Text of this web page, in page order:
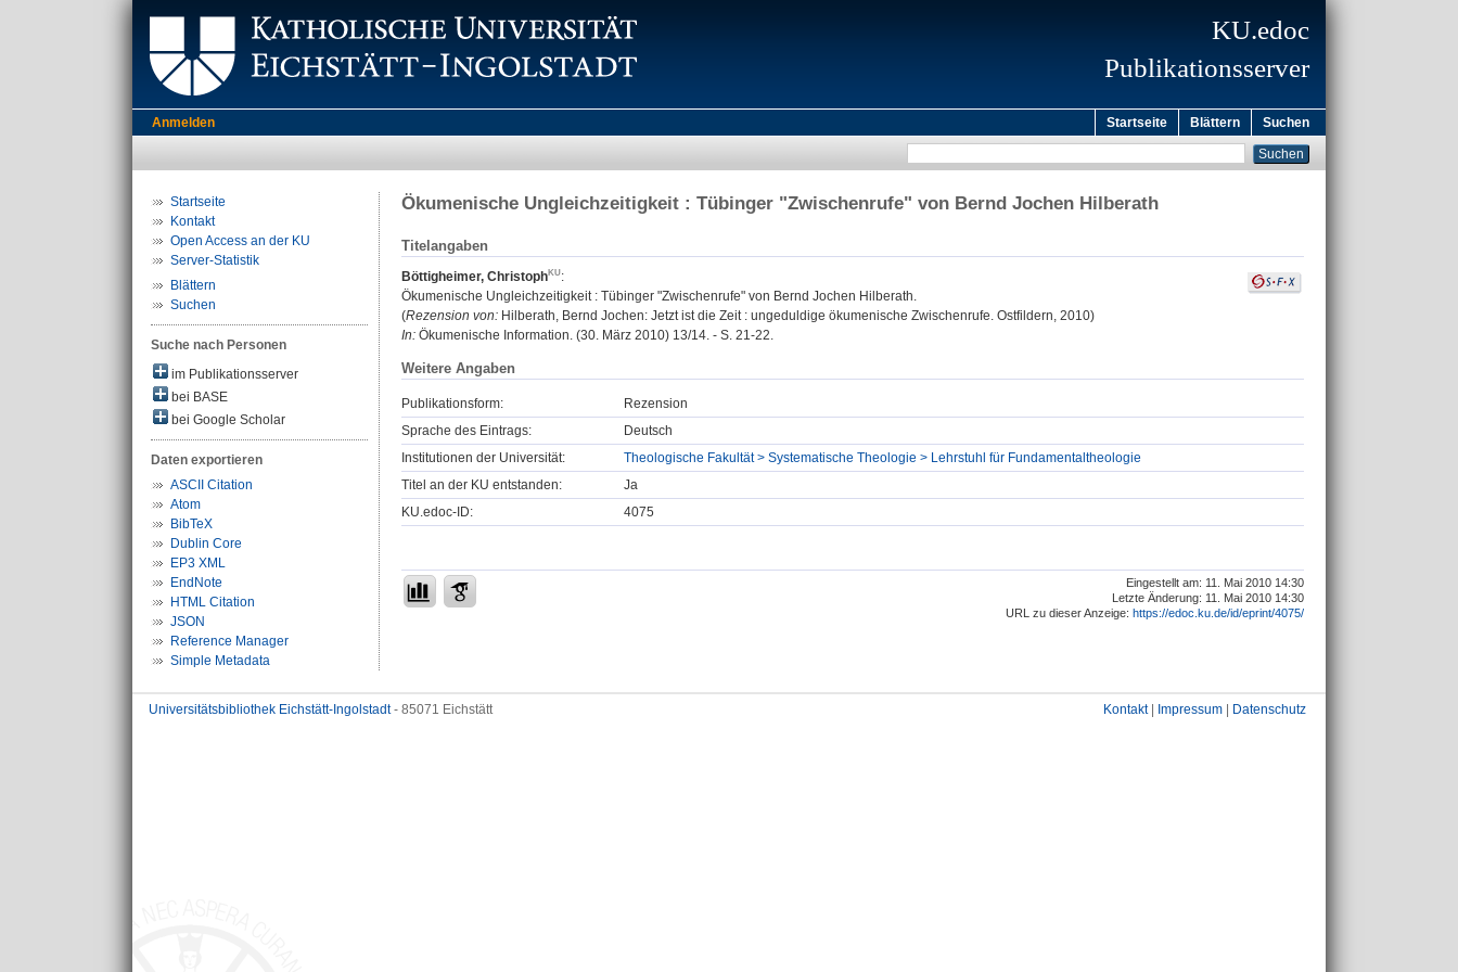
KU.edoc
Publikationsserver
Anmelden Startseite Blättern Suchen
Startseite
Kontakt
Open Access an der KU
Server-Statistik
Blättern
Suchen
Suche nach Personen
im Publikationsserver
bei BASE
bei Google Scholar
Daten exportieren
ASCII Citation
Atom
BibTeX
Dublin Core
EP3 XML
EndNote
HTML Citation
JSON
Reference Manager
Simple Metadata
Ökumenische Ungleichzeitigkeit : Tübinger "Zwischenrufe" von Bernd Jochen Hilberath
Titelangaben
Böttigheimer, Christoph
:
Ökumenische Ungleichzeitigkeit : Tübinger "Zwischenrufe" von Bernd Jochen Hilberath.
(Rezension von: Hilberath, Bernd Jochen: Jetzt ist die Zeit : ungeduldige ökumenische Zwischenrufe. Ostfildern, 2010)
In: Ökumenische Information. (30. März 2010) 13/14. - S. 21-22.
Weitere Angaben
Publikationsform:
Rezension
Sprache des Eintrags:
Deutsch
Institutionen der Universität:
Theologische Fakultät > Systematische Theologie > Lehrstuhl für Fundamentaltheologie
Titel an der KU entstanden:
Ja
KU.edoc-ID:
4075
Eingestellt am: 11. Mai 2010 14:30
Letzte Änderung: 11. Mai 2010 14:30
URL zu dieser Anzeige: https://edoc.ku.de/id/eprint/4075/
Universitätsbibliothek Eichstätt-Ingolstadt- 85071 Eichstätt Kontakt| Impressum Datenschutz